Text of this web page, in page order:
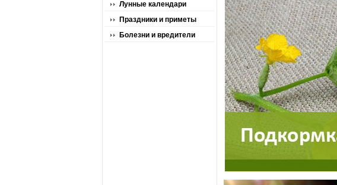
Лунные календари
Праздники и приметы
Болезни и вредители